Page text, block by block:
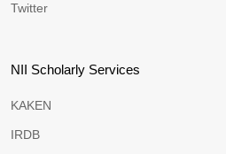
Twitter
NII Scholarly Services
KAKEN
IRDB